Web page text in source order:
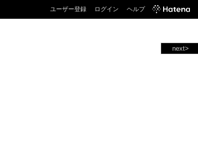
ユーザー登録 ログイン ヘルプ
next>